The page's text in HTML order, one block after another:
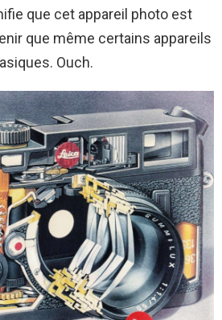
que cet appareil photo est
que même certains appareils
Ouch.